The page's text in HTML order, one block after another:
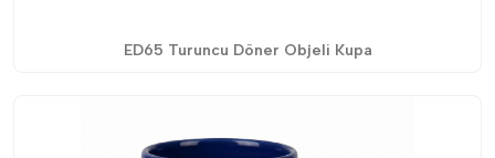
ED65 Turuncu Döner Objeli Kupa